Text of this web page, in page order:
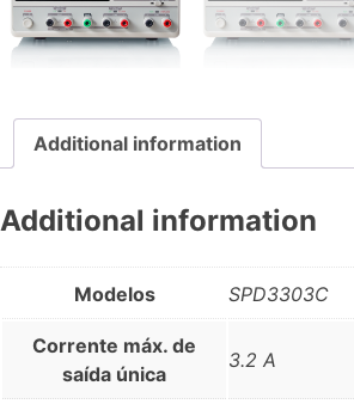
Additional information
Additional information
Modelos SPD3303C
Corrente máx. de
saída única
3.2 A